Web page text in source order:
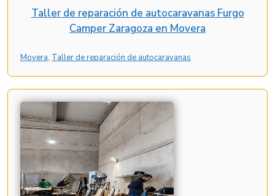
Taller de reparación de autocaravanas Furgo
Camper Zaragoza en Movera
Movera, Taller de reparación de autocaravanas